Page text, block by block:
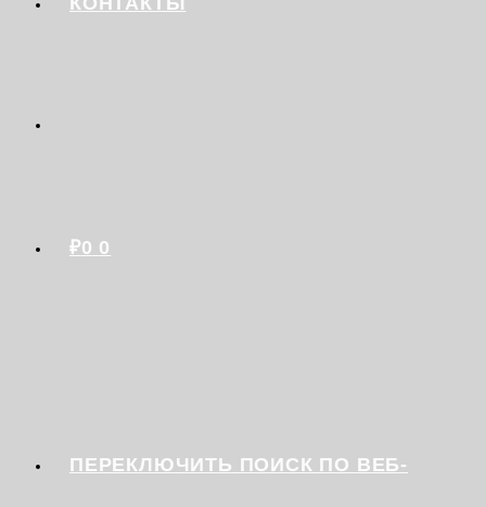
₽0 0
ПЕРЕКЛЮЧИТЬ ПОИСК ПО ВЕБ-